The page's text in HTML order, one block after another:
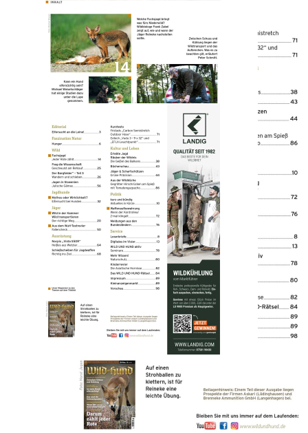
6,70 €
inkl. MwSt. zzgl. Versand
Auswählen
Ausgabenart
Print
6,70 €
Sofort lieferbar
Digital
5,70 € Sofort lieferbar
Zum Warenkorb hinzufügen
Zur Wunschliste hinzufügen
Sofort lieferbar
Beschreibung
Lesen Sie in der WILD UND HUND Ausgabe 11/2025 auf 100
- Wild Richtig Transportieren: Zwischen Schuss und Kühlung.
- Studien zum Sozialverhalten: Ist mein Hund eifersüchtig?
- Die Falle Checken: Das sind die Schwachpunkte.
- Waffenaufbewahrung: Wenn der Kontrolleur klingelt.